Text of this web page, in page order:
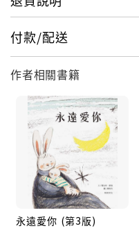
付款/配送
作者相關書籍
永遠愛你 (第3版)